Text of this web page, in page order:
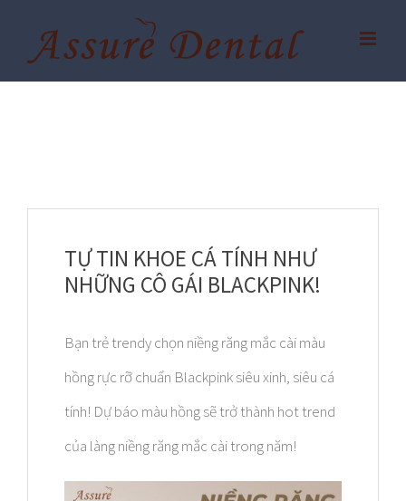
content
TỰ TIN KHOE CÁ TÍNH NHƯ
NHỮNG CÔ GÁI BLACKPINK!
Bạn trẻ trendy chọn niềng răng mắc cài màu
hồng rực rỡ chuẩn Blackpink siêu xinh, siêu cá
tính! Dự báo màu hồng sẽ trở thành hot trend
của làng niềng răng mắc cài trong năm!